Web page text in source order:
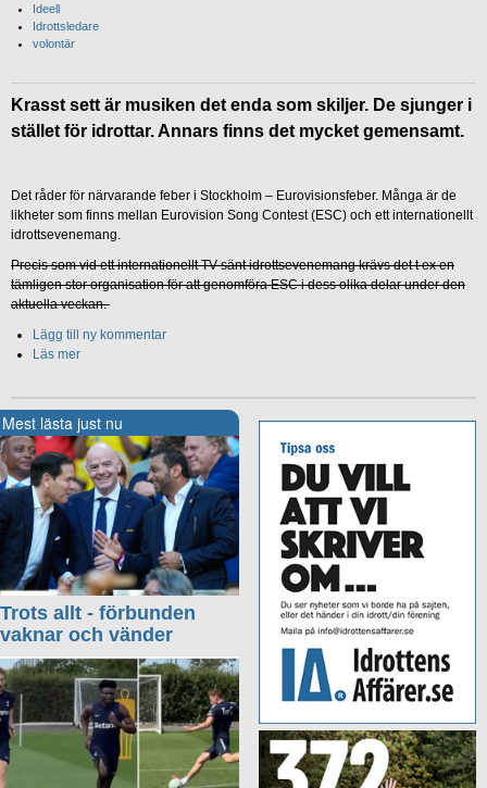
Ideell
Idrottsledare
volontär
Krasst sett är musiken det enda som skiljer. De sjunger i
stället för idrottar. Annars finns det mycket gemensamt.
Det råder för närvarande feber i Stockholm – Eurovisionsfeber. Många är de
likheter som finns mellan Eurovision Song Contest (ESC) och ett internationellt
idrottsevenemang.
Precis som vid ett internationellt TV-sänt idrottsevenemang krävs det t ex en
tämligen stor organisation för att genomföra ESC i dess olika delar under den
aktuella veckan.
Lägg till ny kommentar
Läs mer
Mest lästa just nu
Trots allt - förbunden
vaknar och vänder